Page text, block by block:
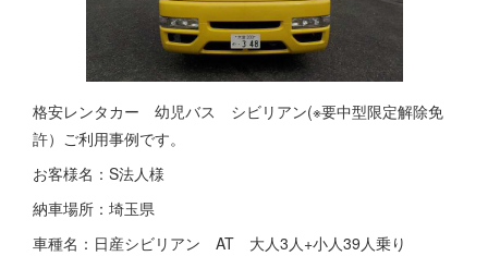
格安レンタカー 幼児バス シビリアン(※要中型限定解除免
許）ご利用事例です。
お客様名：S法人様
納車場所：埼玉県
車種名：日産シビリアン AT 大人3人+小人39人乗り